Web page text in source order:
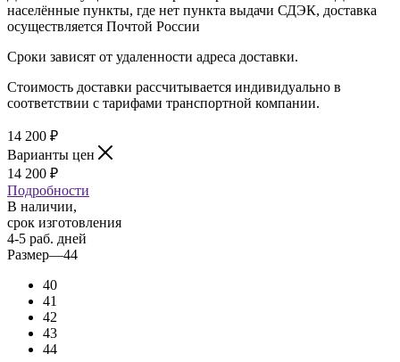
населённые пункты, где нет пункта выдачи СДЭК, доставка
осуществляется Почтой России
Сроки зависят от удаленности адреса доставки.
Стоимость доставки рассчитывается индивидуально в
соответствии с тарифами транспортной компании.
14 200 ₽
Варианты цен
14 200 ₽
Подробности
В наличии,
срок изготовления
4-5 раб. дней
Размер—44
40
41
42
43
44